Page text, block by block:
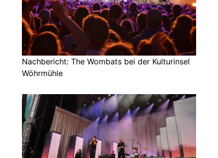
Nachbericht: The Wombats bei der Kulturinsel
Wöhrmühle